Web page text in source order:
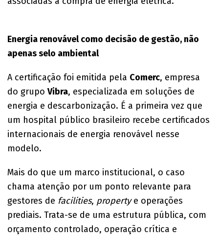
Energia renovável como decisão de gestão, não
apenas selo ambiental
A certificação foi emitida pela Comerc, empresa
do grupoVibra, especializada em soluções de
energia e descarbonização. É a primeira vez que
um hospital público brasileiro recebe certificados
internacionais de energia renovável nesse
modelo.
Mais do que um marco institucional, o caso
chama atenção por um ponto relevante para
gestores de facilities, propertye operações
prediais. Trata-se de uma estrutura pública, com
orçamento controlado, operação crítica e